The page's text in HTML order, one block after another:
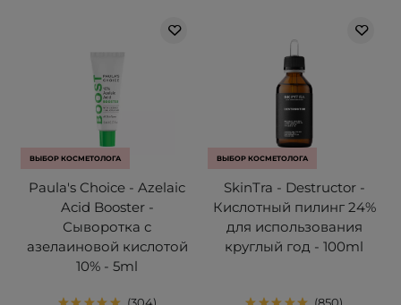
ВЫБОР КОСМЕТОЛОГА
Paula's Choice - Azelaic
Acid Booster -
Сыворотка с
азелаиновой кислотой
10% - 5ml
ВЫБОР КОСМЕТОЛОГА
SkinTra - Destructor -
Кислотный пилинг 24%
для использования
круглый год - 100ml